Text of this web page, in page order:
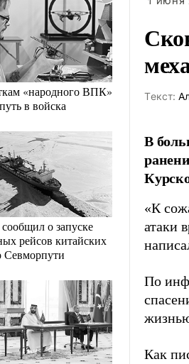
«народного ВПК»
в войска
о запуске
рейсов китайских
Севморпути
Tекст:
В
«К
атаки
По
Как